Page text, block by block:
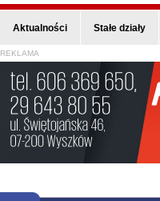
Aktualności Stałe działy
REKLAMA